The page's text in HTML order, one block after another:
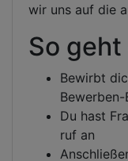
wir uns auf die
So
Bewirbt
Du hast
ruf an